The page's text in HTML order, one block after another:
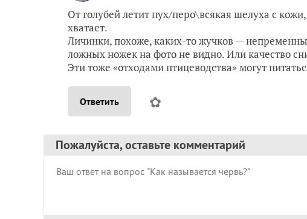
От голубей летит пух/перо\всякая шелуха с
хватает.
Личинки, похоже, каких-то жучков —
ложных ножек на фото не видно. Или качество
Эти тоже «отходами птицеводства» могут
Ответить ✿
Пожалуйста, оставьте комментарий